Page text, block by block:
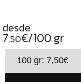
INFUSIONES
LEGUMBRES
SEMILLAS
desde
7,50€/100 gr